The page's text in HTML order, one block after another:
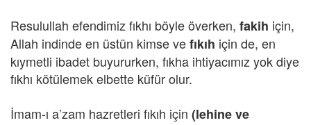
Resulullah efendimiz fıkhı böyle överken, fakih için,
Allah indinde en üstün kimse vefıkıh için de, en
kıymetli ibadet buyururken, fıkha ihtiyacımız yok diye
fıkhı kötülemek elbette küfür olur.
İmam-ı a’zam hazretleri fıkıh için (lehine ve